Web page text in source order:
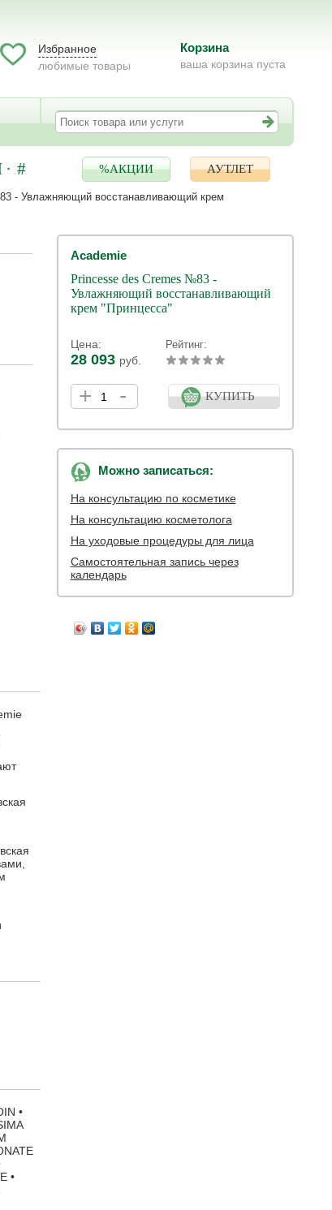
Избранное
любимые товары
Корзина
ваша корзина пуста
# %АКЦИИ АУТЛЕТ
- Увлажняющий восстанавливающий крем
Academie
Princesse des Cremes №83 -
Увлажняющий восстанавливающий
крем "Принцесса"
Цена:
28 093 руб.
Рейтинг:
+ - КУПИТЬ
Можно записаться:
На консультацию по косметике
На консультацию косметолога
На уходовые процедуры для лица
Самостоятельная запись через
календарь
•
•